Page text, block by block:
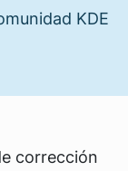
KDE
corrección